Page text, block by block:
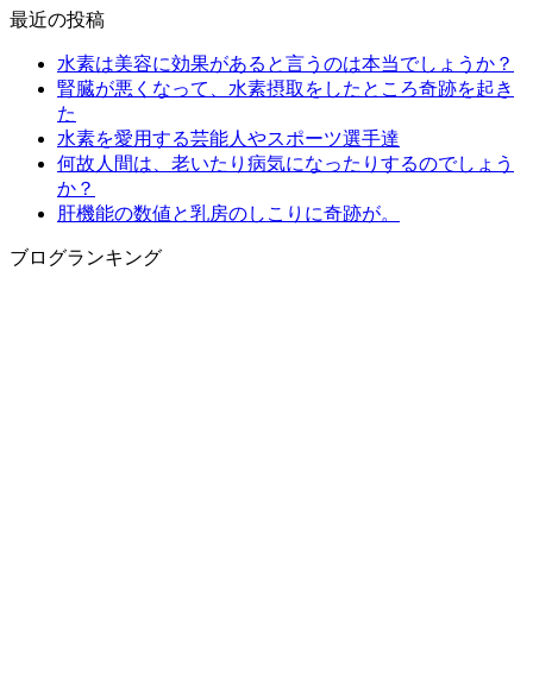
最近の投稿
水素は美容に効果があると言うのは本当でしょうか？
腎臓が悪くなって、水素摂取をしたところ奇跡を起き
た
水素を愛用する芸能人やスポーツ選手達
何故人間は、老いたり病気になったりするのでしょう
か？
肝機能の数値と乳房のしこりに奇跡が。
ブログランキング